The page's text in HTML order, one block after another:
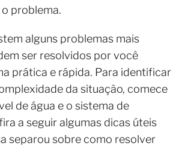
problema.
alguns problemas mais
ser resolvidos por você
prática e rápida. Para identificar
da situação, comece
de água e o sistema de
a seguir algumas dicas úteis
separou sobre como resolver